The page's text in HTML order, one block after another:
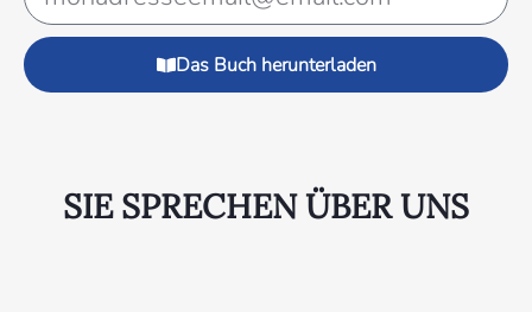
Das Buch herunterladen
SIE SPRECHEN ÜBER UNS